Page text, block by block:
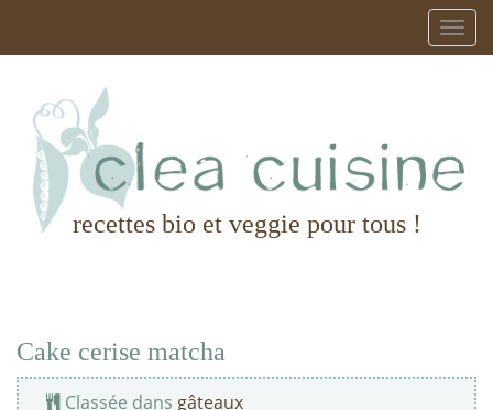
recettes bio et veggie pour tous !
Cake cerise matcha
Classée dans gâteaux